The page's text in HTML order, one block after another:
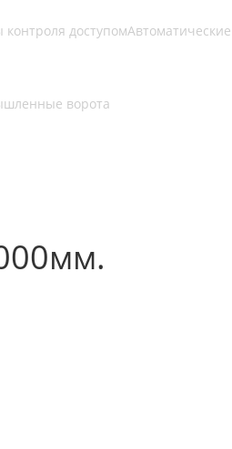
доступомАвтоматические
ворота